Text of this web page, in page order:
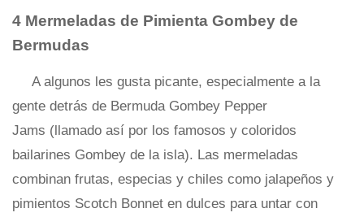
4 Mermeladas de Pimienta Gombey de
Bermudas
A algunos les gusta picante, especialmente a la
gente detrás de Bermuda Gombey Pepper
Jams (llamado así por los famosos y coloridos
bailarines Gombey de la isla). Las mermeladas
combinan frutas, especias y chiles como jalapeños y
pimientos Scotch Bonnet en dulces para untar con